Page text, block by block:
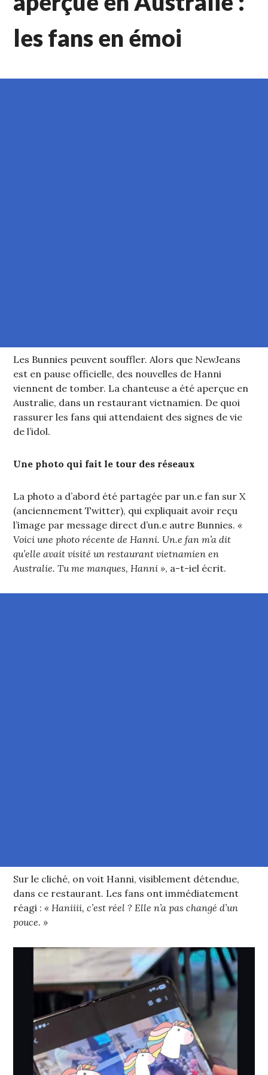
les fans en émoi
Les Bunnies peuvent souffler. Alors que NewJeans
est en pause officielle, des nouvelles de Hanni
viennent de tomber. La chanteuse a été aperçue en
Australie, dans un restaurant vietnamien. De quoi
rassurer les fans qui attendaient des signes de vie
de l’idol.
Une photo qui fait le tour des réseaux
La photo a d’abord été partagée par un.e fan sur X
(anciennement Twitter), qui expliquait avoir reçu
l’image par message direct d’un.e autre Bunnies.«
Voici une photo récente de Hanni. Un.e fan m’a dit
qu’elle avait visité un restaurant vietnamien en
Australie. Tu me manques, Hanni », a-t-iel écrit.
Sur le cliché, on voit Hanni, visiblement détendue,
dans ce restaurant. Les fans ont immédiatement
réagi :« Haniiii, c’est réel ? Elle n’a pas changé d’un
pouce. »